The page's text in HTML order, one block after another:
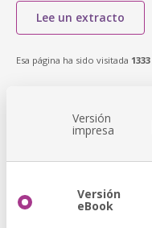
Lee un extracto
Esa página ha sido visitada 1333
Versión
impresa
Versión
eBook